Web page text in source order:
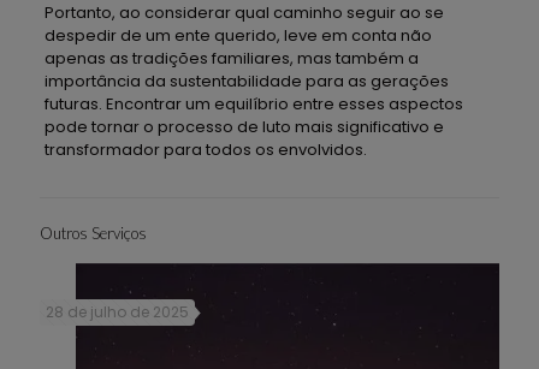
Portanto, ao considerar qual caminho seguir ao se
despedir de um ente querido, leve em conta não
apenas as tradições familiares, mas também a
importância da sustentabilidade para as gerações
futuras. Encontrar um equilíbrio entre esses aspectos
pode tornar o processo de luto mais significativo e
transformador para todos os envolvidos.
Outros Serviços
28 de julho de 2025